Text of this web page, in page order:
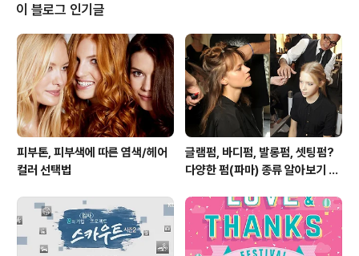
비교적 활동적이며 어떤 이너를 입느냐에 따라 분위기, 보
온의 정도 등이 180도 달라진답니다. ★ 패딩조끼엔 어떤
옷을 입어야 할까? 패딩조끼는 캐주얼, 정장, 운동복 등 어
느 복장에나 잘 어울려 활용도가 굉장히 높답니다. 하나 장
만해 두면 손이 많이 가게 되는 아이템 이예요. 패딩조끼에
매치할 이너를 선택할 ..
이 블로그 인기글
피부톤, 피부색에 따른 염색/헤어
컬러 선택법
글램펌, 바디펌, 발롱펌, 셋팅펌?
다양한 펌(파마) 종류 알아보기 여